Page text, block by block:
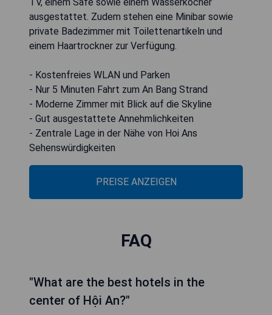
ausgestattet. Zudem stehen eine Minibar sowie
private Badezimmer mit Toilettenartikeln und
einem Haartrockner zur Verfügung.
- Kostenfreies WLAN und Parken
- Nur 5 Minuten Fahrt zum An Bang Strand
- Moderne Zimmer mit Blick auf die Skyline
- Gut ausgestattete Annehmlichkeiten
- Zentrale Lage in der Nähe von Hoi Ans
Sehenswürdigkeiten
PREISE ANZEIGEN
FAQ
"What are the best hotels in the
center of Hội An?"